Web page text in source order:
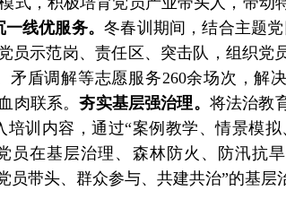
一线优服务。冬春训期间，结合主题
员示范岗、责任区、突击队，组织党
矛盾调解等志愿服务260余场次，解
肉联系。夯实基层强治理。 将法治教
培训内容，通过“案例教学、情景模拟
员在基层治理、森林防火、防汛抗
员带头、群众参与、共建共治”的基层